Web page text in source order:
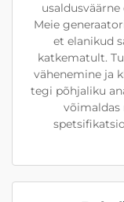
Meie
et elanikud
katkematult.
vähenemine ja
tegi põhjaliku
võimaldas